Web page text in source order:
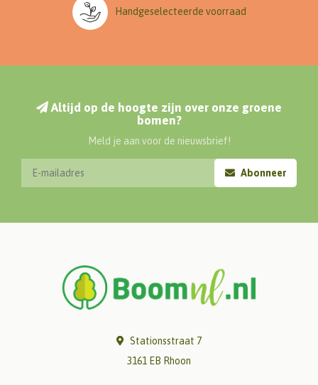
Handgeselecteerde voorraad
Altijd op de hoogte zijn over onze groene
bomen?
Meld je aan voor de nieuwsbrief!
Abonneer
Stationsstraat 7
3161 EB Rhoon